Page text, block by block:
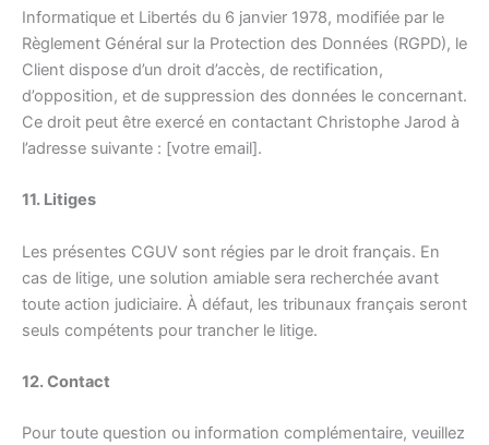
Informatique et Libertés du 6 janvier 1978, modifiée par le
Règlement Général sur la Protection des Données (RGPD), le
Client dispose d’un droit d’accès, de rectification,
d’opposition, et de suppression des données le concernant.
Ce droit peut être exercé en contactant Christophe Jarod à
l’adresse suivante : [votre email].
11. Litiges
Les présentes CGUV sont régies par le droit français. En
cas de litige, une solution amiable sera recherchée avant
toute action judiciaire. À défaut, les tribunaux français seront
seuls compétents pour trancher le litige.
12. Contact
Pour toute question ou information complémentaire, veuillez